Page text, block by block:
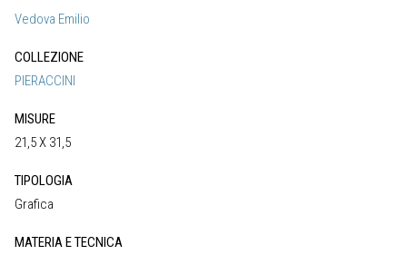
Vedova Emilio
COLLEZIONE
PIERACCINI
MISURE
21,5 X 31,5
TIPOLOGIA
Grafica
MATERIA E TECNICA